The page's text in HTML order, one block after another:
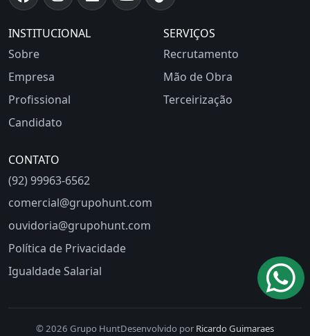
INSTITUCIONAL
Sobre
Empresa
Profissional
Candidato
SERVIÇOS
Recrutamento
Mão de Obra
Terceirização
CONTATO
(92) 99963-6562
comercial@grupohunt.com
ouvidoria@grupohunt.com
Política de Privacidade
Igualdade Salarial
© 2026 Grupo HuntDesenvolvido por Ricardo Guimaraes